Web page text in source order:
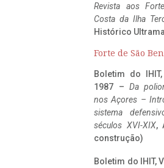
Revista aos
Costa da Ilha
Histórico
Forte de São
Boletim do
1987 – Da
nos Açores –
sistema
séculos XVI-XIX,
construção)
Boletim do IHIT,